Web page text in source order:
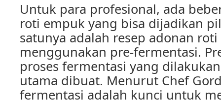
Untuk para profesional, ada
roti empuk yang bisa dijadikan
satunya adalah resep adonan
menggunakan pre-fermentasi.
proses fermentasi yang
utama dibuat. Menurut Chef
fermentasi adalah kunci untuk